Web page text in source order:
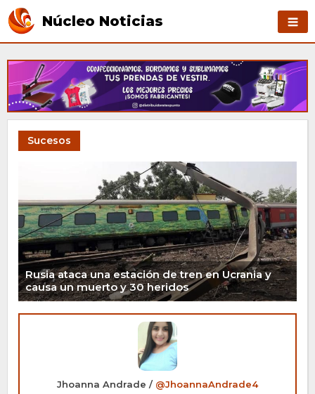
Núcleo Noticias
Sucesos
Rusia ataca una estación de tren en Ucrania y
causa un muerto y 30 heridos
Jhoanna Andrade / @JhoannaAndrade4